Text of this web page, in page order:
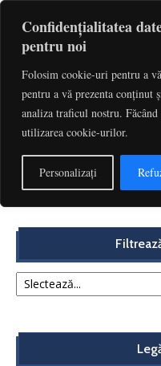
Confidențialitatea
pentru noi
Folosim cookie-uri pentru a
pentru a vă prezenta conținut
analiza traficul nostru.
utilizarea cookie-urilor.
Personalizați
Etichetă:
Impreviziunea și
Constituie darea în
ale...
Redactia - decembrie 4, 2017